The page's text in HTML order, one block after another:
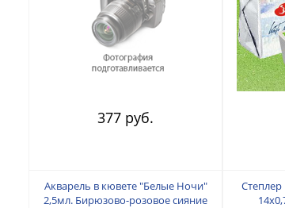
377 руб.
Акварель в кювете "Белые Ночи"
2,5мл. Бирюзово-розовое сияние